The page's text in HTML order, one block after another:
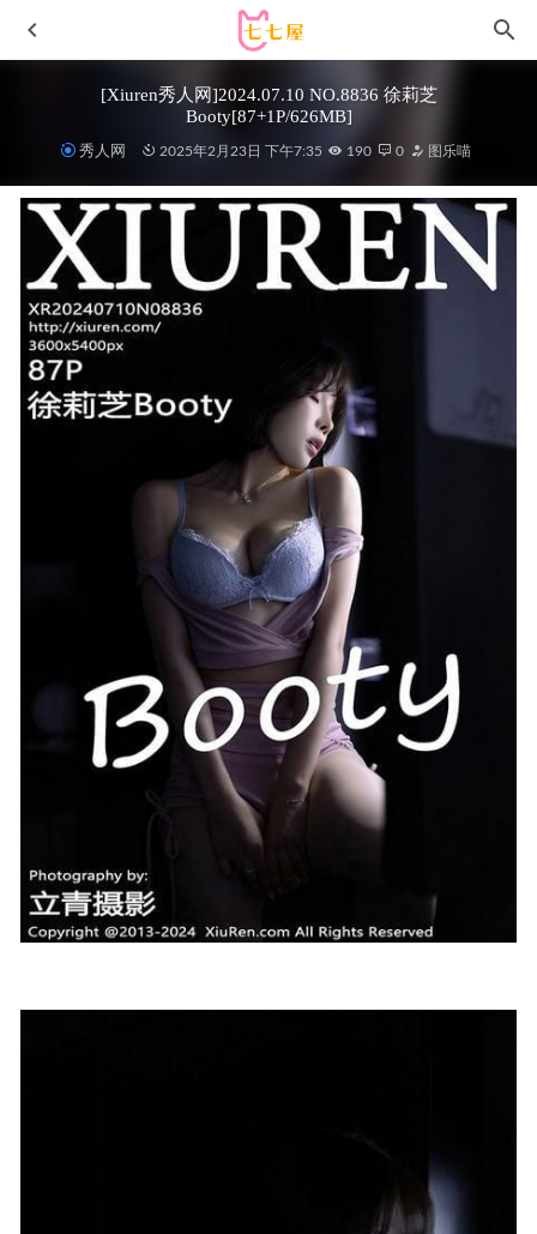
[Xiuren秀人网]2024.07.10 NO.8836 徐莉芝
Booty[87+1P/626MB]
秀人网 2025年2月23日 下午7:35 190 0 图乐喵
Habin(夏彬)- 写真图片合集【持续更新中】
晕崽Zz –NO.018 圣诞小红帽[46P1V/847MB]
[微密圈]铃铛铛 –泳装等你哦[13P-21M] 2024-01-29
Min.E (민이) – NO.32 LEBE120 [124P-566MB]
2025-07-19
[爱尤物]2024 NO.2785 玫瑰山海 小热巴[35P/70MB]